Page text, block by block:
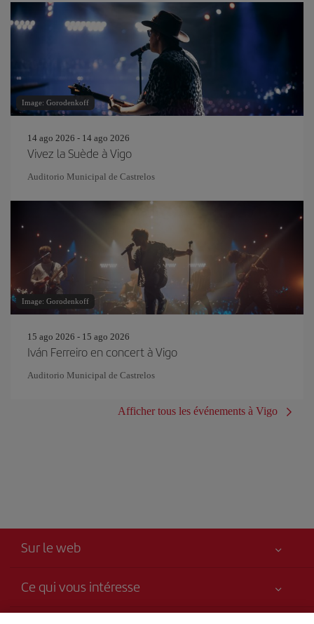
Image: Gorodenkoff
14 ago 2026 - 14 ago 2026
Vivez la Suède à Vigo
Auditorio Municipal de Castrelos
Image: Gorodenkoff
15 ago 2026 - 15 ago 2026
Iván Ferreiro en concert à Vigo
Auditorio Municipal de Castrelos
Afficher tous les événements à Vigo
Sur le web
Ce qui vous intéresse
Votre sécurité est notre priorité